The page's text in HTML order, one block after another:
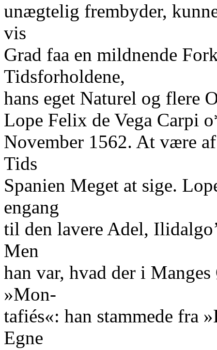
unægtelig frembyder,
vis
Grad faa en mildnende
Tidsforholdene,
hans eget Naturel og flere
Lope Felix de Vega Carpi
November 1562. At være
Tids
Spanien Meget at sige.
engang
til den lavere Adel,
Men
han var, hvad der i
»Mon-
tafiés«: han stammede fra
Egne